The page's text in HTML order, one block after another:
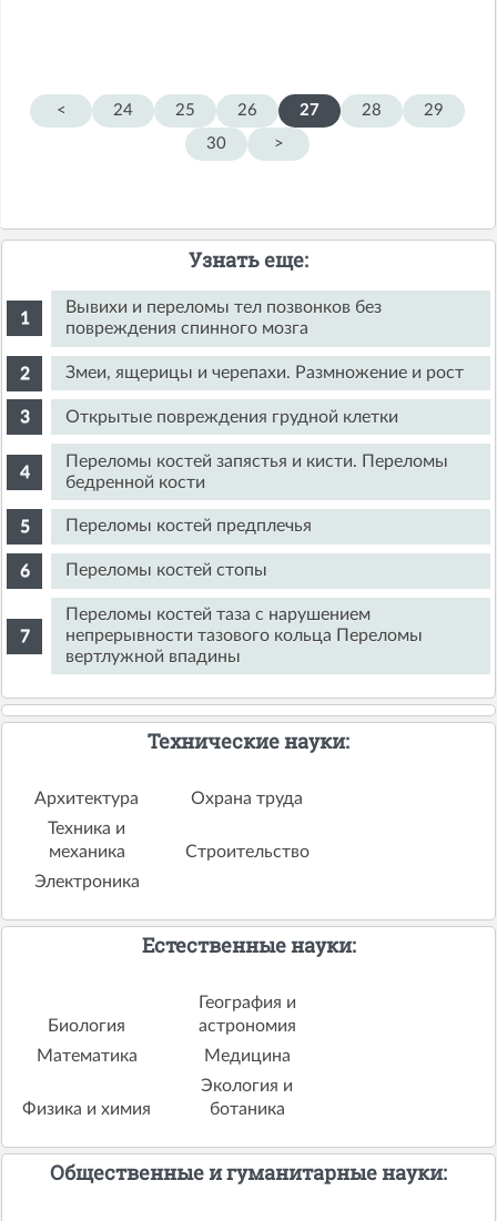
< 24 25 26 27 28
29
30
>
Узнать еще:
Вывихи и переломы тел позвонков без
повреждения спинного мозга
Змеи, ящерицы и черепахи. Размножение и рост
Открытые повреждения грудной клетки
Переломы костей запястья и кисти. Переломы
бедренной кости
Переломы костей предплечья
Переломы костей стопы
Переломы костей таза с нарушением
непрерывности тазового кольца Переломы
вертлужной впадины
Технические науки:
Архитектура
Охрана труда
Техника и
механика
Строительство
Электроника
Естественные науки:
Биология
География и
астрономия
Математика
Медицина
Физика и химия
Экология и
ботаника
Общественные и гуманитарные науки: